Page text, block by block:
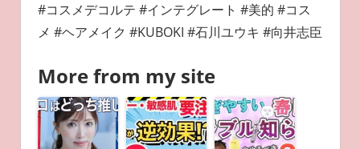
#コスメデコルテ #インテグレート #美的 #コス
メ #ヘアメイク #KUBOKI #石川ユウキ #向井志臣
More from my site